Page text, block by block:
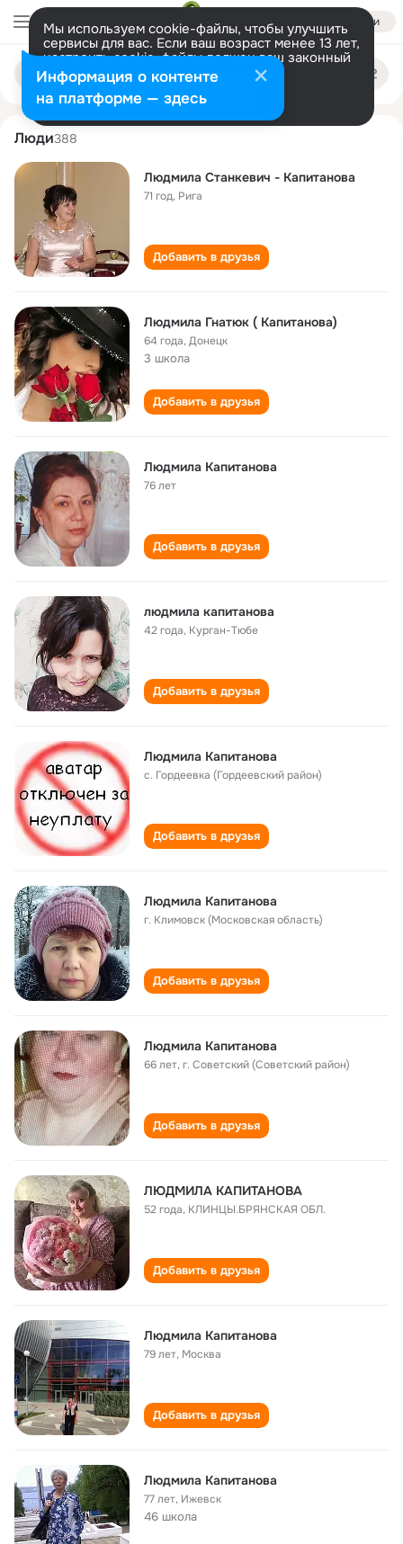
Войти
Мы используем cookie-файлы, чтобы улучшить
сервисы для вас. Если ваш возраст менее 13 лет,
настроить cookie-файлы должен ваш законный
представитель. Больше информации
Разрешить все Настроить
Поиск
людям
lyudmila kapitanova
Люди388
Людмила Станкевич - Капитанова
71 год, Рига
Добавить в друзья
Людмила Гнатюк ( Капитанова)
64 года,Донецк
3 школа
Добавить в друзья
Людмила Капитанова
76 лет
Добавить в друзья
людмила капитанова
42 года, Курган-Тюбе
Добавить в друзья
Людмила Капитанова
с. Гордеевка (Гордеевский район)
Добавить в друзья
Людмила Капитанова
г. Климовск (Московская область)
Добавить в друзья
Людмила Капитанова
66 лет,г. Советский (Советский район)
Добавить в друзья
ЛЮДМИЛА КАПИТАНОВА
52 года, КЛИНЦЫ.БРЯНСКАЯ ОБЛ.
Добавить в друзья
Людмила Капитанова
79 лет, Москва
Добавить в друзья
Людмила Капитанова
77 лет, Ижевск
46 школа
Информация о контенте
на платформе — здесь